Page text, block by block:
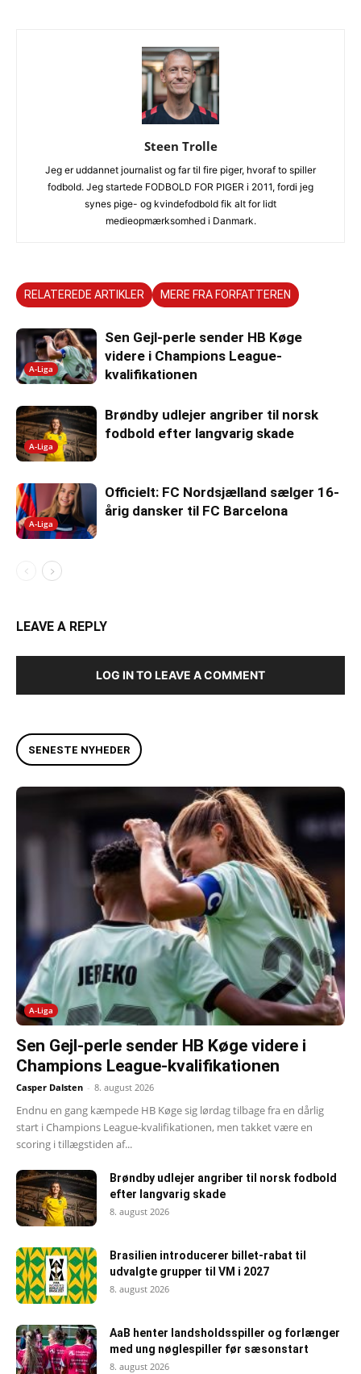
Steen Trolle
Jeg er uddannet journalist og far til fire piger, hvoraf to spiller
fodbold. Jeg startede FODBOLD FOR PIGER i 2011, fordi jeg
synes pige- og kvindefodbold fik alt for lidt
medieopmærksomhed i Danmark.
RELATEREDE ARTIKLER MERE FRA FORFATTEREN
A-Liga
Sen Gejl-perle sender HB Køge
videre i Champions League-
kvalifikationen
A-Liga
Brøndby udlejer angriber til norsk
fodbold efter langvarig skade
A-Liga
Officielt: FC Nordsjælland sælger 16-
årig dansker til FC Barcelona
LEAVE A REPLY
LOG IN TO LEAVE A COMMENT
SENESTE NYHEDER
A-Liga
Sen Gejl-perle sender HB Køge videre i
Champions League-kvalifikationen
Casper Dalsten - 8. august 2026
Endnu en gang kæmpede HB Køge sig lørdag tilbage fra en dårlig
start i Champions League-kvalifikationen, men takket være en
scoring i tillægstiden af...
Brøndby udlejer angriber til norsk fodbold
efter langvarig skade
8. august 2026
Brasilien introducerer billet-rabat til
udvalgte grupper til VM i 2027
8. august 2026
AaB henter landsholdsspiller og forlænger
med ung nøglespiller før sæsonstart
8. august 2026